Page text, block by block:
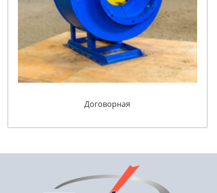
Договорная